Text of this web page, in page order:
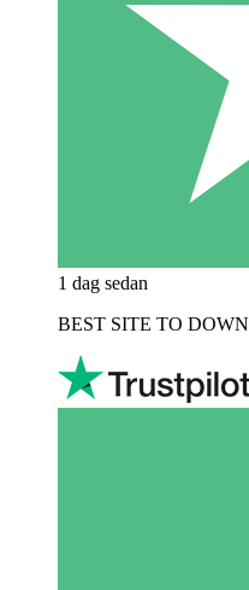
1 dag sedan
BEST SITE TO